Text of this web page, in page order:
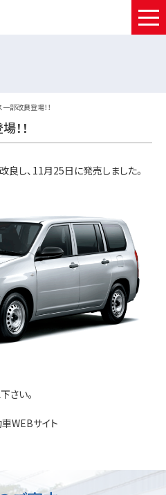
試乗予約
サービスメンテナンス
お得なお支払い
採用情報
お問い合わせ
部改良登場！！
！！
し、11月25日に発売しました。
さい。
WEBサイト